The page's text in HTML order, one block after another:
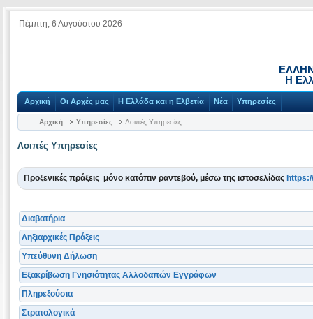
Πέμπτη, 6 Αυγούστου 2026
Η
Αρχική Οι Αρχές μας Η Ελλάδα και η Ελβετία Νέα Υπηρεσίες
Αρχική Υπηρεσίες Λοιπές Υπηρεσίες
Λοιπές Υπηρεσίες
Προξενικές πράξεις μόνο κατόπιν ραντεβού, μέσω της ιστοσελίδας
Διαβατήρια
Ληξιαρχικές Πράξεις
Υπεύθυνη Δήλωση
Εξακρίβωση Γνησιότητας Αλλοδαπών Εγγράφων
Πληρεξούσια
Στρατολογικά